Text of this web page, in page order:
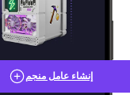
إنشاء عامل منجم